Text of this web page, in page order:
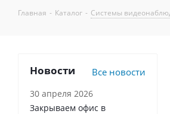
Главная - Каталог - Системы
Новости Все новости
30 апреля 2026
Закрываем офис в